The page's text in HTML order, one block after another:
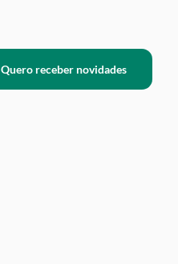
Quero receber novidades